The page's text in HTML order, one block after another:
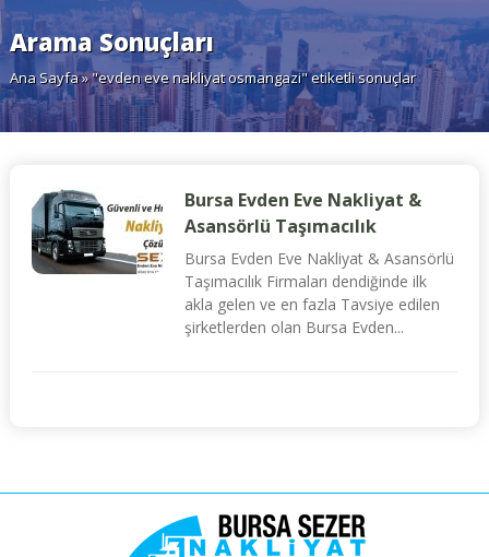
Arama Sonuçları
Ana Sayfa» "evden eve nakliyat osmangazi" etiketli sonuçlar
Bursa Evden Eve Nakliyat &
Asansörlü Taşımacılık
Bursa Evden Eve Nakliyat & Asansörlü
Taşımacılık Firmaları dendiğinde ilk
akla gelen ve en fazla Tavsiye edilen
şirketlerden olan Bursa Evden...